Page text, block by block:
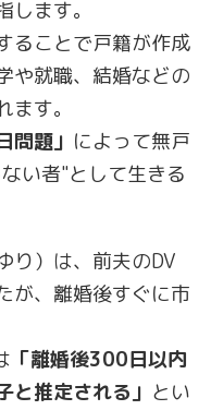
ます。
ることで戸籍が作成
や就職、結婚などの
す。
問題」 によって無戸
い者"として生きる
り）は、前夫のDV
が、離婚後すぐに市
「離婚後300日以内
と推定される」 とい